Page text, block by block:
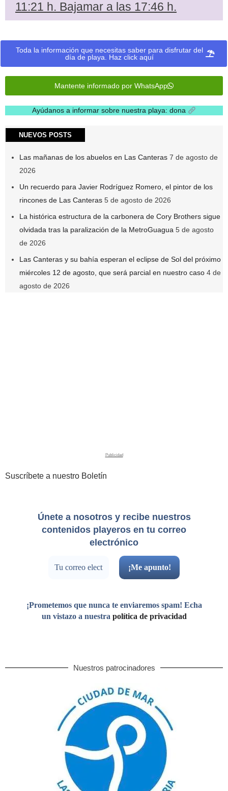
11:21 h. Bajamar a las 17:46 h.
Toda la información que necesitas saber para disfrutar del
día de playa. Haz click aquí
Mantente informado por WhatsApp
Ayúdanos a informar sobre nuestra playa: dona
NUEVOS POSTS
.
Las mañanas de los abuelos en Las Canteras 7 de agosto de
2026
Un recuerdo para Javier Rodríguez Romero, el pintor de los
rincones de Las Canteras 5 de agosto de 2026
La histórica estructura de la carbonera de Cory Brothers sigue
olvidada tras la paralización de la MetroGuagua 5 de agosto
de 2026
Las Canteras y su bahía esperan el eclipse de Sol del próximo
miércoles 12 de agosto, que será parcial en nuestro caso 4 de
agosto de 2026
Suscríbete a nuestro Boletín
Únete a nosotros y recibe nuestros
contenidos playeros en tu correo
electrónico
¡Prometemos que nunca te enviaremos spam! Echa
un vistazo a nuestra política de privacidad
Nuestros patrocinadores